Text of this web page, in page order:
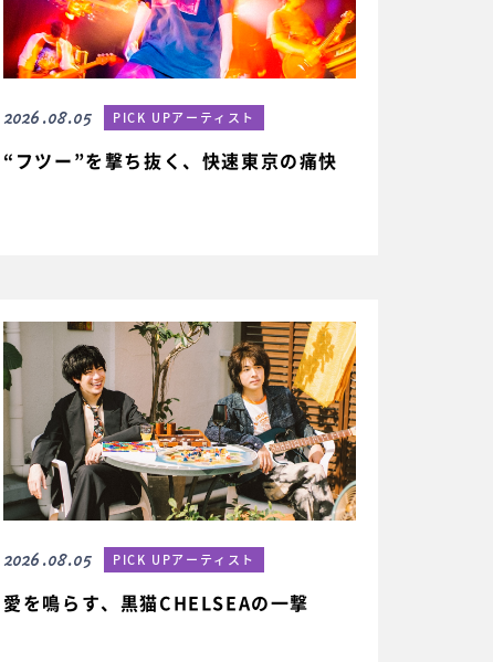
2026.08.05 PICK UPアーティスト
“フツー”を撃ち抜く、快速東京の痛快
2026.08.05 PICK UPアーティスト
愛を鳴らす、黒猫CHELSEAの一撃